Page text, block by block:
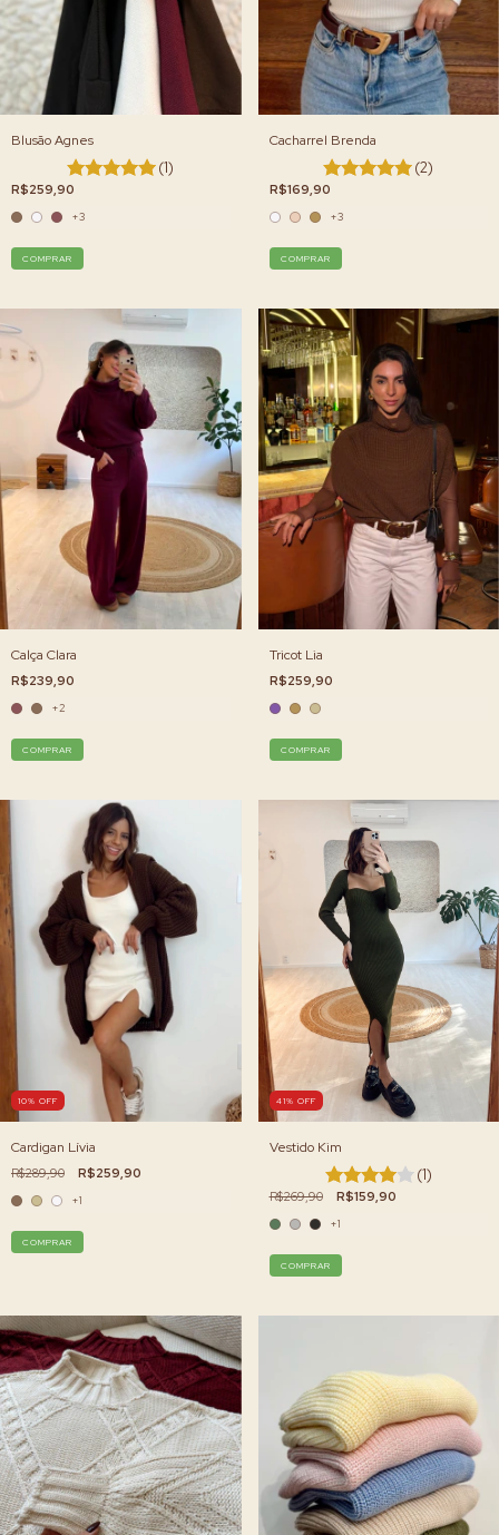
Blusão Agnes
(1)
R$259,90
+3
COMPRAR
Cacharrel Brenda
(2)
R$169,90
+3
COMPRAR
Calça Clara
R$239,90
+2
COMPRAR
Tricot Lia
R$259,90
COMPRAR
10% OFF
Cardigan Lívia
R$289,90 R$259,90
+1
COMPRAR
41% OFF
Vestido Kim
(1)
R$269,90 R$159,90
+1
COMPRAR